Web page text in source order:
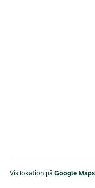
Vis lokation på Google Maps